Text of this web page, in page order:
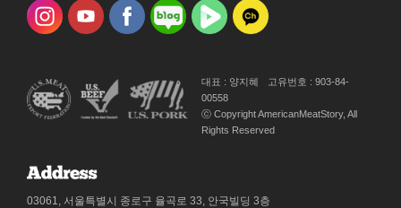
대표 : 양지혜
고유번호 : 903-84-
00558
ⓒ Copyright AmericanMeatStory, All
Rights Reserved
03061, 서울특별시 종로구 율곡로 33, 안국빌딩 3층